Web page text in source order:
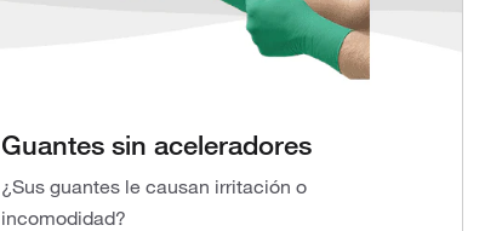
Guantes sin aceleradores
¿Sus guantes le causan irritación o
incomodidad?